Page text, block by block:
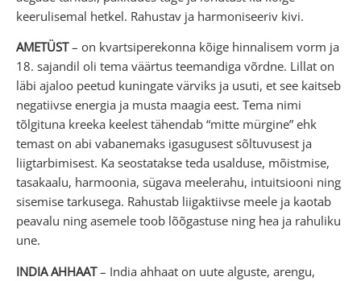
keerulisemal hetkel. Rahustav ja harmoniseeriv kivi.
AMETÜST– on kvartsiperekonna kõige hinnalisem vorm ja
18. sajandil oli tema väärtus teemandiga võrdne. Lillat on
läbi ajaloo peetud kuningate värviks ja usuti, et see kaitseb
negatiivse energia ja musta maagia eest. Tema nimi
tõlgituna kreeka keelest tähendab “mitte mürgine” ehk
temast on abi vabanemaks igasugusest sõltuvusest ja
liigtarbimisest. Ka seostatakse teda usalduse, mõistmise,
tasakaalu, harmoonia, sügava meelerahu, intuitsiooni ning
sisemise tarkusega. Rahustab liigaktiivse meele ja kaotab
peavalu ning asemele toob lõõgastuse ning hea ja rahuliku
une.
INDIA AHHAAT– India ahhaat on uute alguste, arengu,